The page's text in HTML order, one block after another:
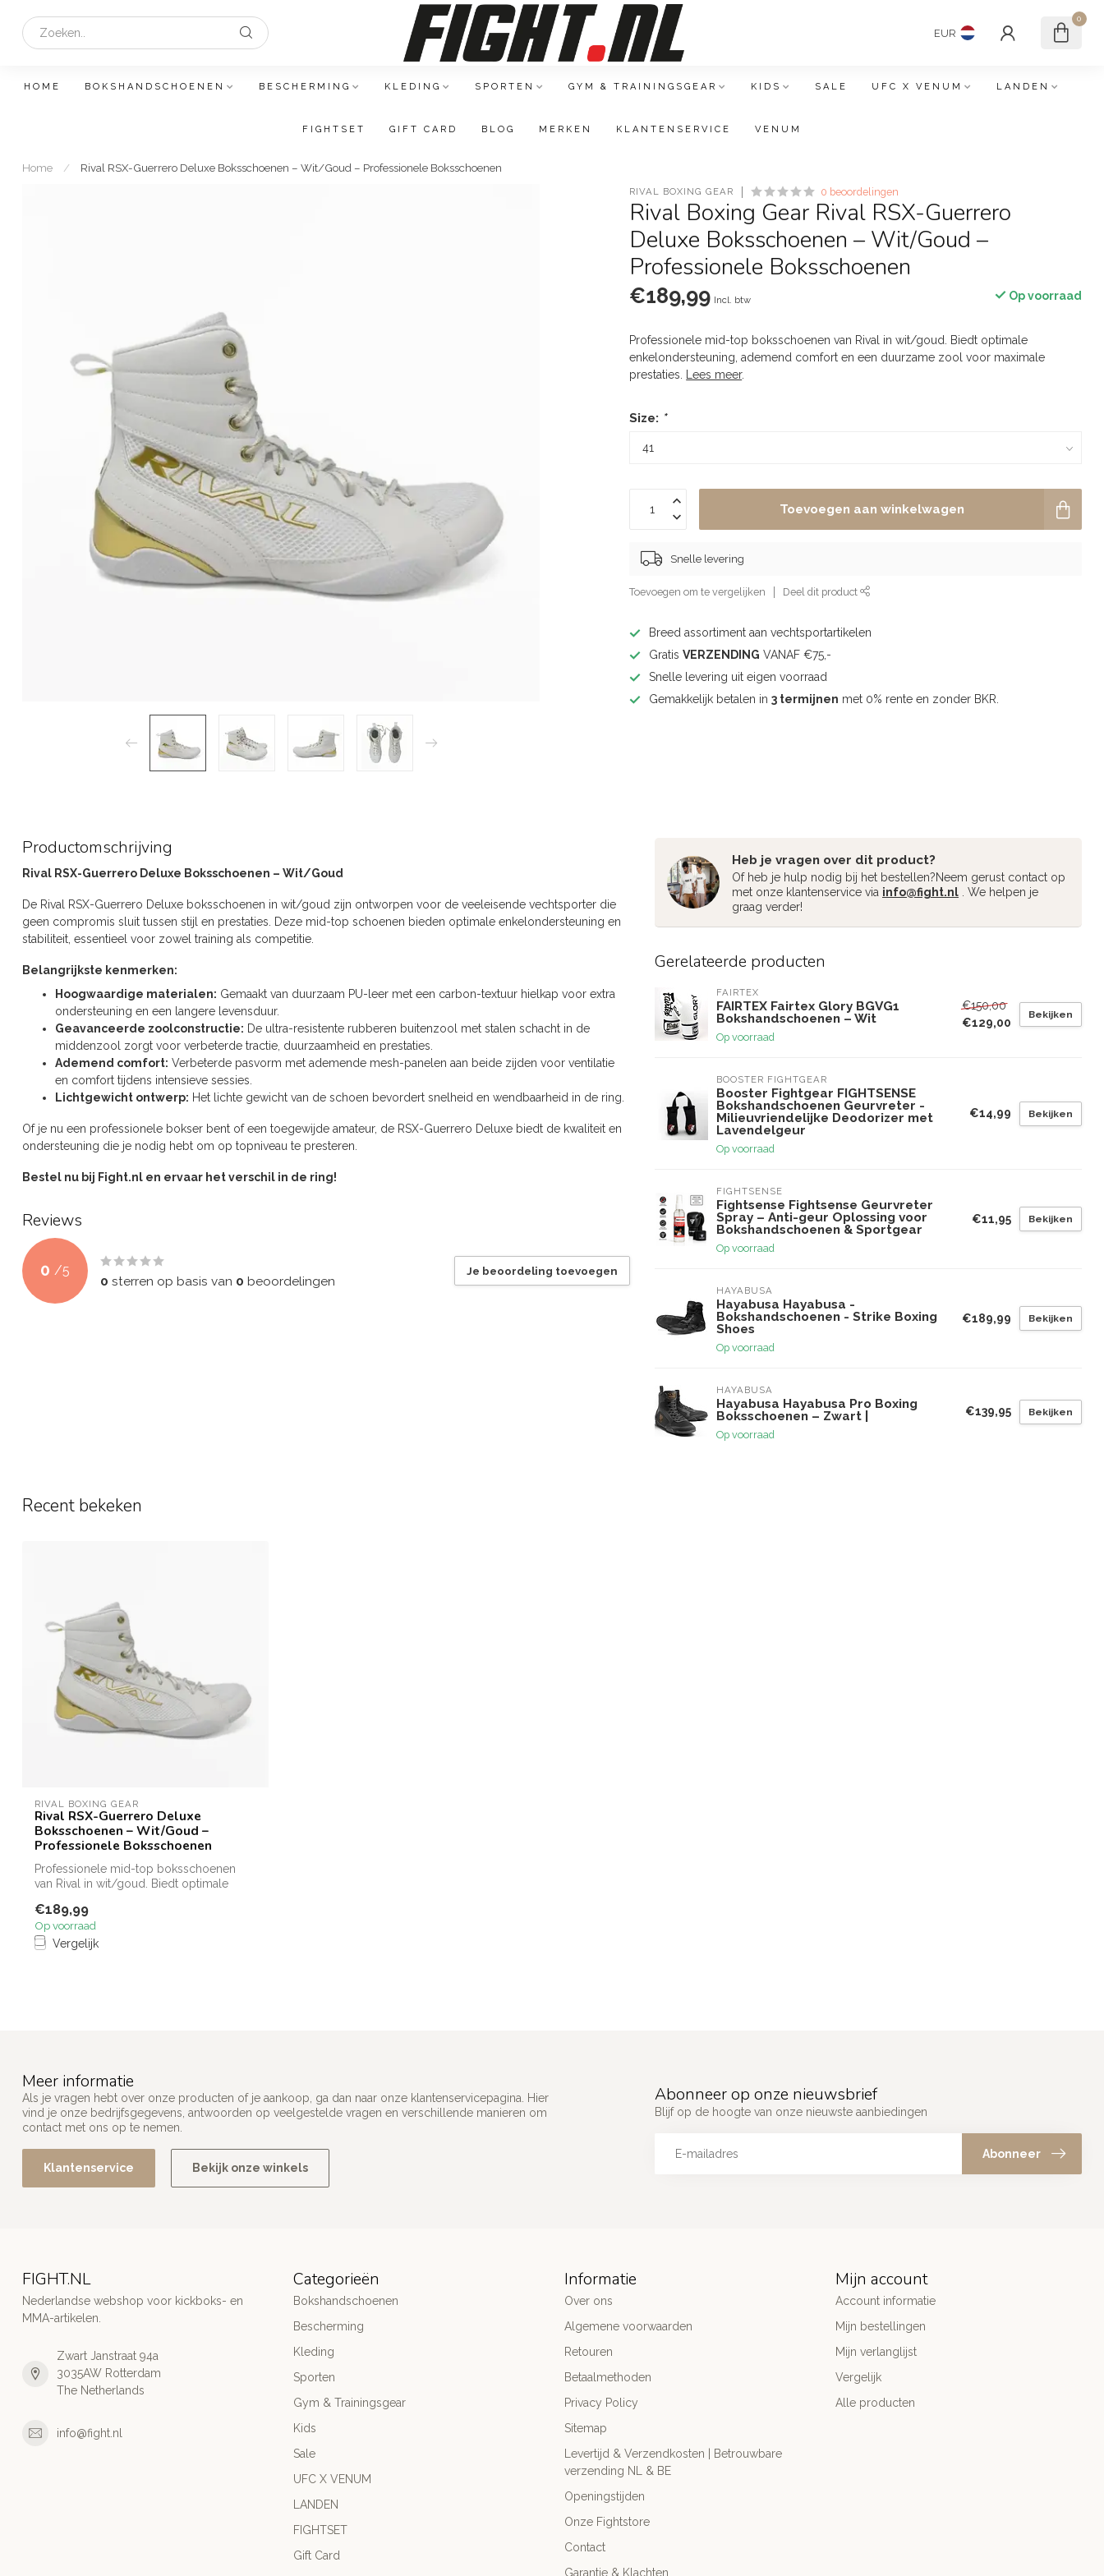
EUR
0
HOME BOKSHANDSCHOENEN BESCHERMING KLEDING SPORTEN GYM & TRAININGSGEAR KIDS SALE UFC X VENUM LANDEN
FIGHTSET GIFT CARD BLOG MERKEN KLANTENSERVICE VENUM
Home / Rival RSX-Guerrero Deluxe Boksschoenen – Wit/Goud – Professionele Boksschoenen
RIVAL BOXING GEAR 0 beoordelingen
Rival Boxing Gear Rival RSX-Guerrero
Deluxe Boksschoenen – Wit/Goud –
Professionele Boksschoenen
€189,99 Incl. btw Op voorraad
Professionele mid-top boksschoenen van Rival in wit/goud. Biedt optimale
enkelondersteuning, ademend comfort en een duurzame zool voor maximale
prestaties.
Lees meer.
Size: *
Toevoegen aan winkelwagen
Snelle levering
Toevoegen om te vergelijken Deel dit product
Breed assortiment aan vechtsportartikelen
GratisVERZENDING VANAF €75,-
Snelle levering uit eigen voorraad
Gemakkelijk betalen in3 termijnen met 0% rente en zonder BKR.
Productomschrijving
Rival RSX-Guerrero Deluxe Boksschoenen – Wit/Goud
De Rival RSX-Guerrero Deluxe boksschoenen in wit/goud zijn ontworpen voor de veeleisende vechtsporter die
geen compromis sluit tussen stijl en prestaties. Deze mid-top schoenen bieden optimale enkelondersteuning en
stabiliteit, essentieel voor zowel training als competitie.
Belangrijkste kenmerken:
Hoogwaardige materialen: Gemaakt van duurzaam PU-leer met een carbon-textuur hielkap voor extra
ondersteuning en een langere levensduur.
Geavanceerde zoolconstructie: De ultra-resistente rubberen buitenzool met stalen schacht in de
middenzool zorgt voor verbeterde tractie, duurzaamheid en prestaties.
Ademend comfort: Verbeterde pasvorm met ademende mesh-panelen aan beide zijden voor ventilatie
en comfort tijdens intensieve sessies.
Lichtgewicht ontwerp: Het lichte gewicht van de schoen bevordert snelheid en wendbaarheid in de ring.
Of je nu een professionele bokser bent of een toegewijde amateur, de RSX-Guerrero Deluxe biedt de kwaliteit en
ondersteuning die je nodig hebt om op topniveau te presteren.
Bestel nu bij Fight.nl en ervaar het verschil in de ring!
Reviews
0 /5
0 sterren op basis van 0 beoordelingen
Je beoordeling toevoegen
Heb je vragen over dit product?
Of heb je hulp nodig bij het bestellen?Neem gerust contact op
met onze klantenservice via info@fight.nl . We helpen je
graag verder!
Gerelateerde producten
FAIRTEX
FAIRTEX Fairtex Glory BGVG1
Bokshandschoenen – Wit
Op voorraad
€150,00
€129,00
Bekijken
BOOSTER FIGHTGEAR
Booster Fightgear FIGHTSENSE
Bokshandschoenen Geurvreter -
Milieuvriendelijke Deodorizer met
Lavendelgeur
Op voorraad
€14,99 Bekijken
FIGHTSENSE
Fightsense Fightsense Geurvreter
Spray – Anti-geur Oplossing voor
Bokshandschoenen & Sportgear
Op voorraad
€11,95 Bekijken
HAYABUSA
Hayabusa Hayabusa -
Bokshandschoenen - Strike Boxing
Shoes
Op voorraad
€189,99 Bekijken
HAYABUSA
Hayabusa Hayabusa Pro Boxing
Boksschoenen – Zwart |
Op voorraad
€139,95 Bekijken
Recent bekeken
RIVAL BOXING GEAR
Rival RSX-Guerrero Deluxe
Boksschoenen – Wit/Goud –
Professionele Boksschoenen
Professionele mid-top boksschoenen
van Rival in wit/goud. Biedt optimale
€189,99
Op voorraad
Vergelijk
Meer informatie
Als je vragen hebt over onze producten of je aankoop, ga dan naar onze klantenservicepagina. Hier
vind je onze bedrijfsgegevens, antwoorden op veelgestelde vragen en verschillende manieren om
contact met ons op te nemen.
Klantenservice Bekijk onze winkels
Abonneer op onze nieuwsbrief
Blijf op de hoogte van onze nieuwste aanbiedingen
Abonneer
FIGHT.NL
Nederlandse webshop voor kickboks- en
MMA-artikelen.
Zwart Janstraat 94a
3035AW Rotterdam
The Netherlands
info@fight.nl
Categorieën
Bokshandschoenen
Bescherming
Kleding
Sporten
Gym & Trainingsgear
Kids
Sale
UFC X VENUM
LANDEN
FIGHTSET
Gift Card
Informatie
Over ons
Algemene voorwaarden
Retouren
Betaalmethoden
Privacy Policy
Sitemap
Levertijd & Verzendkosten | Betrouwbare
verzending NL & BE
Openingstijden
Onze Fightstore
Contact
Garantie & Klachten
Mijn account
Account informatie
Mijn bestellingen
Mijn verlanglijst
Vergelijk
Alle producten